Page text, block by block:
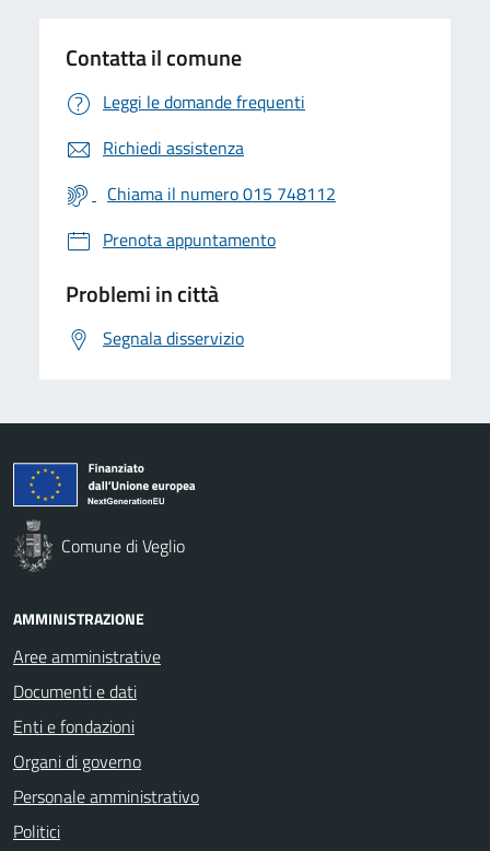
Contatta il comune
Leggi le domande frequenti
Richiedi assistenza
Chiama il numero 015 748112
Prenota appuntamento
Problemi in città
Segnala disservizio
Comune di Veglio
AMMINISTRAZIONE
Aree amministrative
Documenti e dati
Enti e fondazioni
Organi di governo
Personale amministrativo
Politici